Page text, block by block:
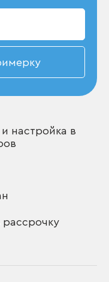
настройка в